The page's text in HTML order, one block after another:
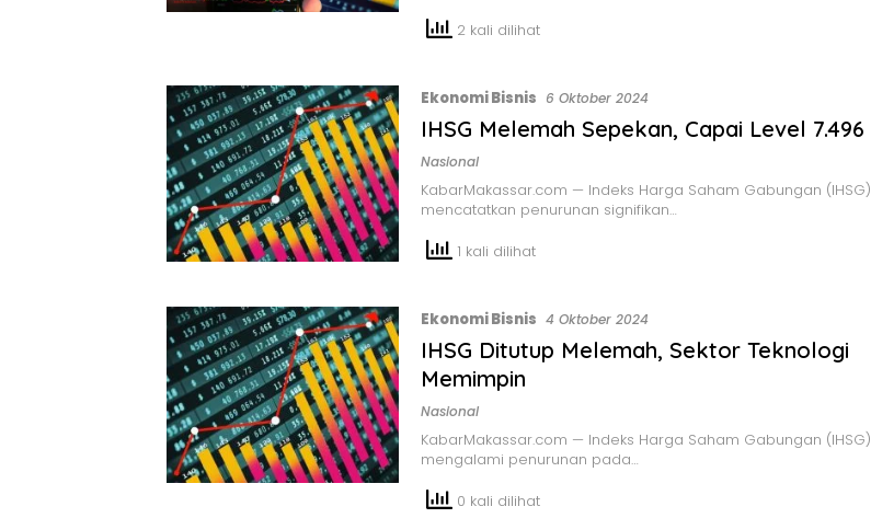
2 kali dilihat
Ekonomi Bisnis 6 Oktober 2024
IHSG Melemah Sepekan, Capai Level 7.496
Nasional
KabarMakassar.com — Indeks Harga Saham Gabungan (IHSG)
mencatatkan penurunan signifikan…
1 kali dilihat
Ekonomi Bisnis 4 Oktober 2024
IHSG Ditutup Melemah, Sektor Teknologi
Memimpin
Nasional
KabarMakassar.com — Indeks Harga Saham Gabungan (IHSG)
mengalami penurunan pada…
0 kali dilihat